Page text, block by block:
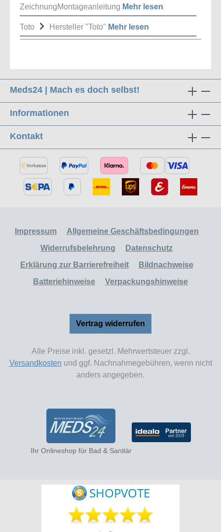
ZeichnungMontageanleitung Mehr lesen
Toto Hersteller "Toto" Mehr lesen
Meds24 | Mach es doch selbst!
Informationen
Kontakt
Impressum
Allgemeine Geschäftsbedingungen
Widerrufsbelehrung
Datenschutz
Erklärung zur Barrierefreiheit
Bildnachweise
Batteriehinweise
Verpackungshinweise
Vertrag widerrufen
Alle Preise inkl. gesetzl. Mehrwertsteuer zzgl.
Versandkosten und ggf. Nachnahmegebühren, wenn nicht
anders angegeben.
Ihr Onlineshop für Bad & Sanitär